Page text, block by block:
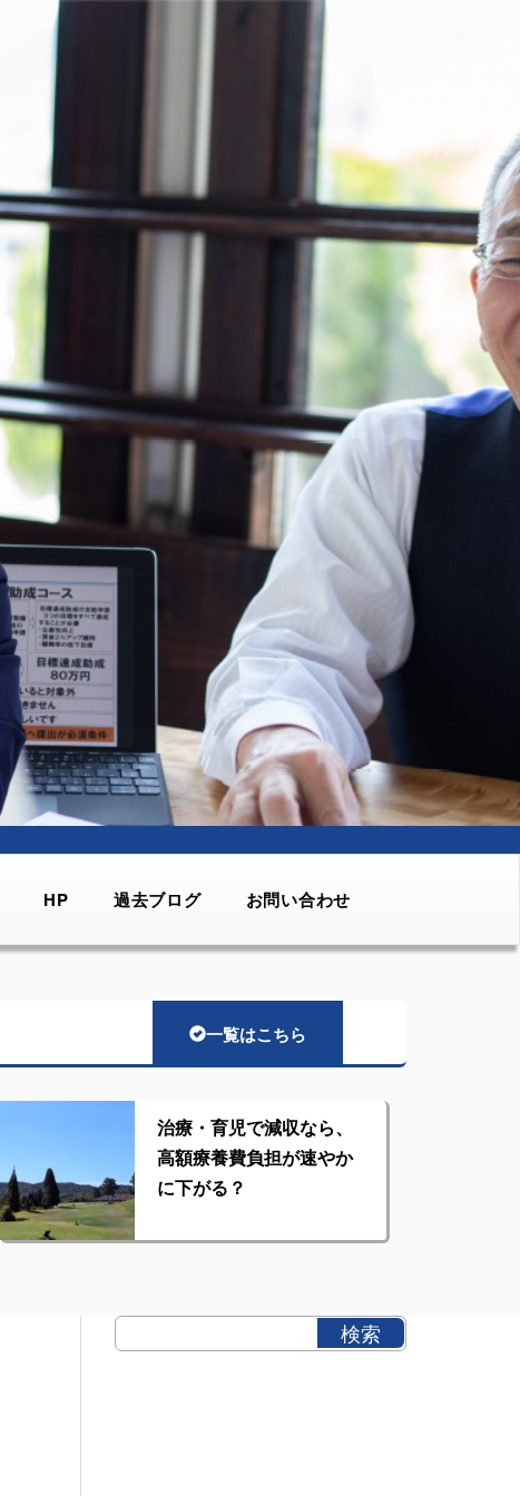
HP 過去ブログ お問い合わせ
一覧はこちら
治療・育児で減収なら、
高額療養費負担が速やか
に下がる？